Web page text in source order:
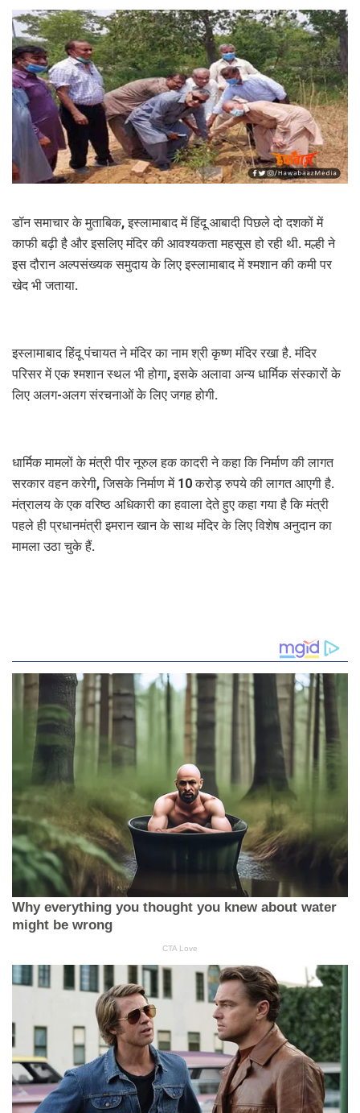
डॉन समाचार के मुताबिक, इस्लामाबाद में हिंदू आबादी पिछले दो दशकों में
काफी बढ़ी है और इसलिए मंदिर की आवश्यकता महसूस हो रही थी. मल्ही ने
इस दौरान अल्पसंख्यक समुदाय के लिए इस्लामाबाद में श्मशान की कमी पर
खेद भी जताया.
इस्लामाबाद हिंदू पंचायत ने मंदिर का नाम श्री कृष्ण मंदिर रखा है. मंदिर
परिसर में एक श्मशान स्थल भी होगा, इसके अलावा अन्य धार्मिक संस्कारों के
लिए अलग-अलग संरचनाओं के लिए जगह होगी.
धार्मिक मामलों के मंत्री पीर नूरुल हक कादरी ने कहा कि निर्माण की लागत
सरकार वहन करेगी, जिसके निर्माण में 10 करोड़ रुपये की लागत आएगी है.
मंत्रालय के एक वरिष्ठ अधिकारी का हवाला देते हुए कहा गया है कि मंत्री
पहले ही प्रधानमंत्री इमरान खान के साथ मंदिर के लिए विशेष अनुदान का
मामला उठा चुके हैं.